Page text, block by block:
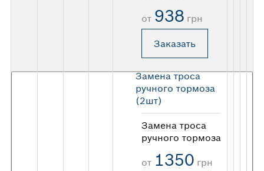
от 938 грн
Заказать
Замена троса
ручного тормоза
(2шт)
Замена троса
ручного тормоза
от 1350 грн